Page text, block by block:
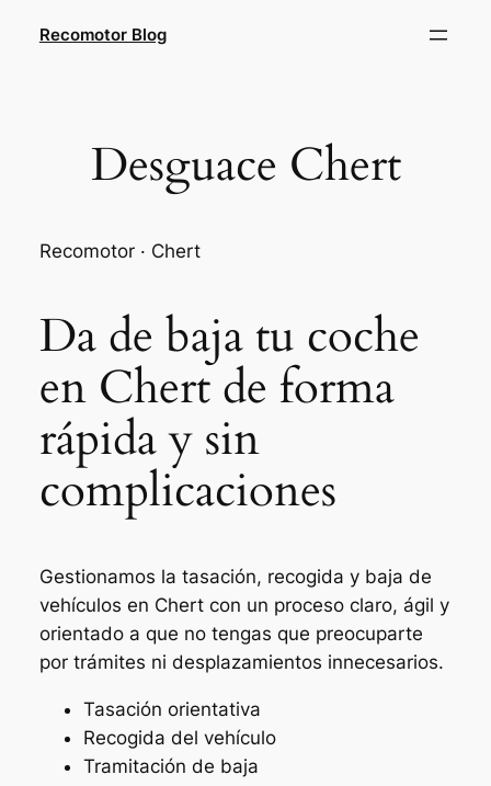
Recomotor Blog
Desguace Chert
Recomotor · Chert
Da de baja tu coche
en Chert de forma
rápida y sin
complicaciones
Gestionamos la tasación, recogida y baja de
vehículos en Chert con un proceso claro, ágil y
orientado a que no tengas que preocuparte
por trámites ni desplazamientos innecesarios.
Tasación orientativa
Recogida del vehículo
Tramitación de baja